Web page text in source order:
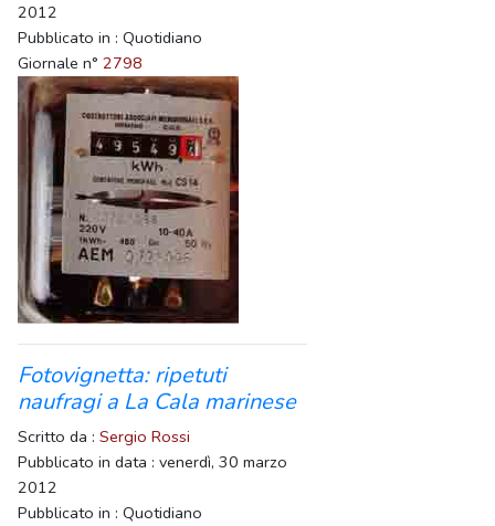
2012
Pubblicato in : Quotidiano
Giornale n° 2798
Fotovignetta: ripetuti
naufragi a La Cala marinese
Scritto da : Sergio Rossi
Pubblicato in data : venerdì, 30 marzo
2012
Pubblicato in : Quotidiano